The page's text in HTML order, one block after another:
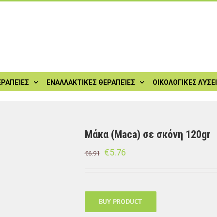
ΕΝΑΛΛΑΚΤΙΚΈΣ ΘΕΡΑΠΕΊΕΣ ΟΙΚΟΛΟΓΙΚΈΣ
Μάκα (Maca) σε σκόνη 120gr
€6.91 €5.76
BUY PRODUCT